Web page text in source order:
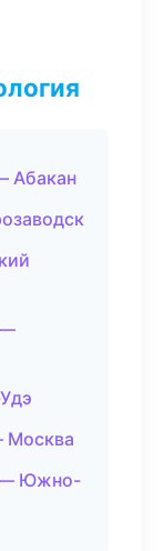
Абакан
—
Москва
— Южно-